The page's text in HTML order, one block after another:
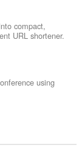
compact,
URL shortener.
using